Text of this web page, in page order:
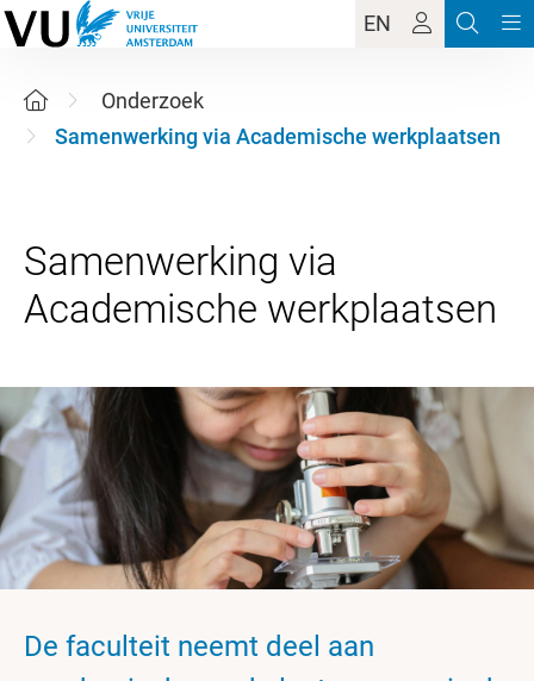
EN
Onderzoek
Samenwerking via Academische werkplaatsen
Samenwerking via
De faculteit neemt deel aan